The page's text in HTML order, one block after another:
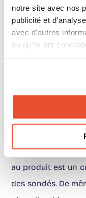
notre site avec nos
publicité et
avec d'autres
ou qu'ils ont
Aujourd’hui votre
possible, et avec
pourquoi,
bien-être, les
d’un point de
au produit est un
des sondés. De